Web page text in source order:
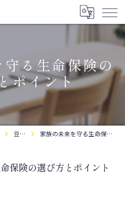
守る生命保険の
ポイント
豆知識 家族の未来を守る生命保険の選び方とポイント
保険の選び方とポイント